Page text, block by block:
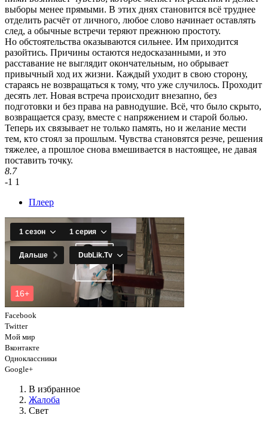
выборы менее прямыми. В этих днях становится всё труднее
отделить расчёт от личного, любое слово начинает оставлять
след, а обычные встречи теряют прежнюю простоту.
Но обстоятельства оказываются сильнее. Им приходится
разойтись. Причины остаются недосказанными, и это
расставание не выглядит окончательным, но обрывает
привычный ход их жизни. Каждый уходит в свою сторону,
стараясь не возвращаться к тому, что уже случилось. Проходит
десять лет. Новая встреча происходит внезапно, без
подготовки и без права на равнодушие. Всё, что было скрыто,
возвращается сразу, вместе с напряжением и старой болью.
Теперь их связывает не только память, но и желание мести
тем, кто стоял за прошлым. Чувства становятся резче, решения
тяжелее, а прошлое снова вмешивается в настоящее, не давая
поставить точку.
8.7
-1 1
Плеер
Facebook
Twitter
Мой мир
Вконтакте
Одноклассники
Google+
В избранное
Жалоба
Свет